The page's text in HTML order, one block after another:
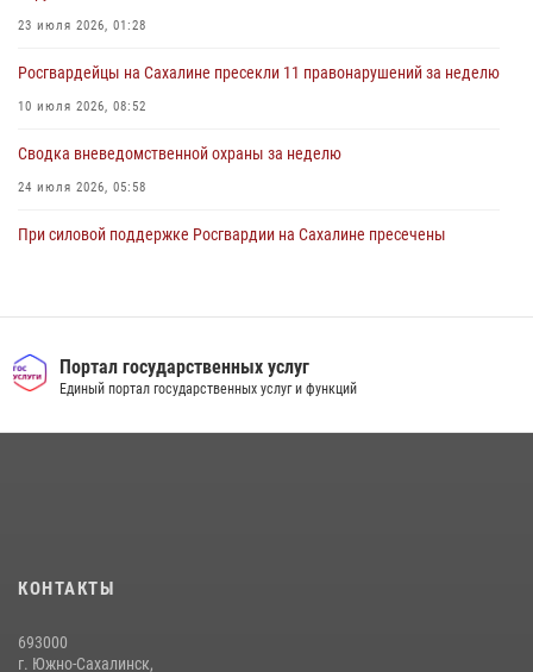
23 июля 2026, 01:28
Росгвардейцы на Сахалине пресекли 11 правонарушений за неделю
10 июля 2026, 08:52
Сводка вневедомственной охраны за неделю
24 июля 2026, 05:58
При силовой поддержке Росгвардии на Сахалине пресечены
17 июля 2026, 04:37
Портал государственных услуг
Единый портал государственных услуг и функций
КОНТАКТЫ
693000
г. Южно-Сахалинск,